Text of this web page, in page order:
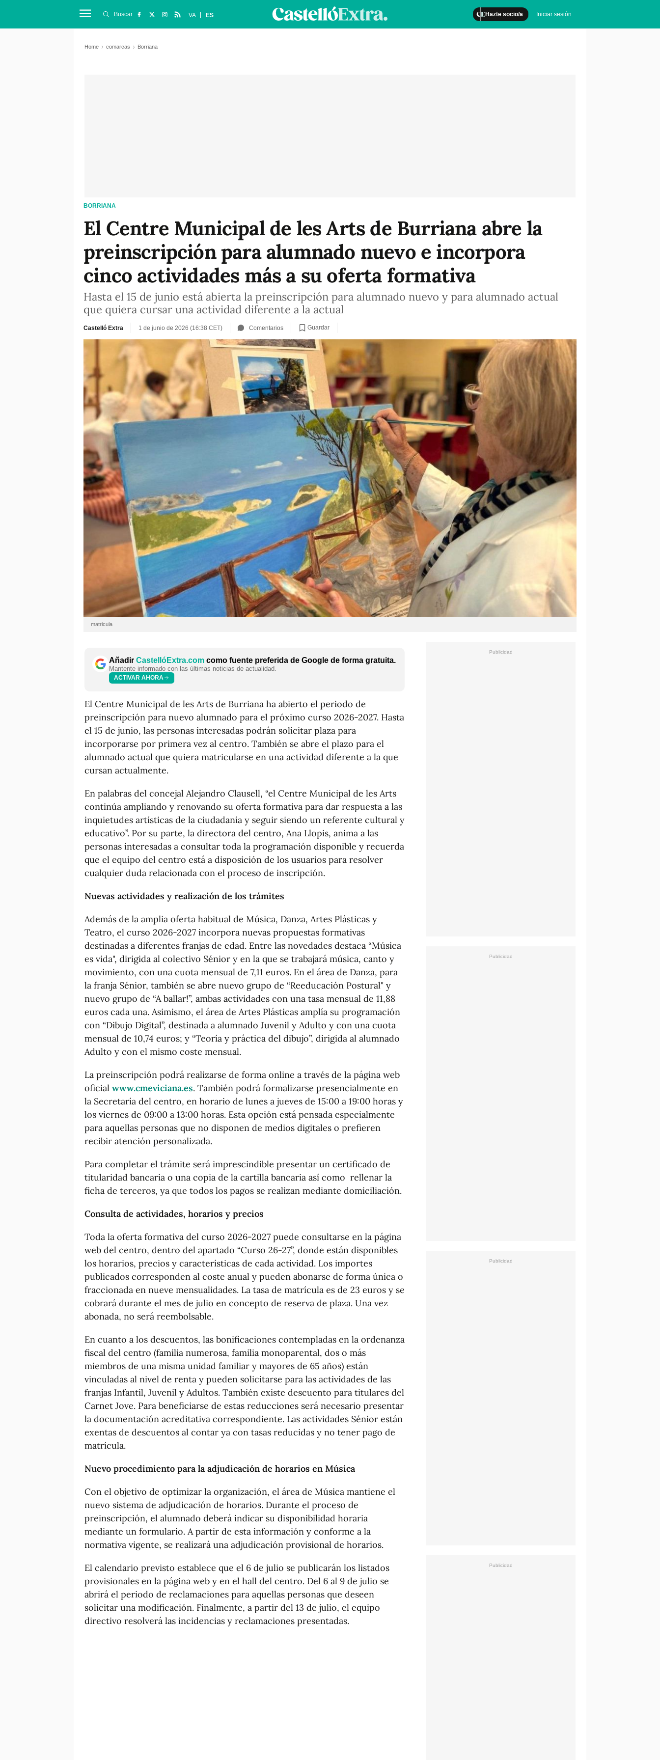
Hazte socio/a Iniciar sesión
Buscar VA ES
Home comarcas Borriana
BORRIANA
El Centre Municipal de les Arts de Burriana abre la
preinscripción para alumnado nuevo e incorpora
cinco actividades más a su oferta formativa
Hasta el 15 de junio está abierta la preinscripción para alumnado nuevo y para alumnado actual
que quiera cursar una actividad diferente a la actual
Castelló Extra 1 de junio de 2026 (16:38 CET) Comentarios Guardar
matricula
Añadir CastellóExtra.com como fuente preferida de Google de forma gratuita.
Mantente informado con las últimas noticias de actualidad.
ACTIVAR AHORA
El Centre Municipal de les Arts de Burriana ha abierto el periodo de
preinscripción para nuevo alumnado para el próximo curso 2026-2027. Hasta
el 15 de junio, las personas interesadas podrán solicitar plaza para
incorporarse por primera vez al centro. También se abre el plazo para el
alumnado actual que quiera matricularse en una actividad diferente a la que
cursan actualmente.
En palabras del concejal Alejandro Clausell, “el Centre Municipal de les Arts
continúa ampliando y renovando su oferta formativa para dar respuesta a las
inquietudes artísticas de la ciudadanía y seguir siendo un referente cultural y
educativo”. Por su parte, la directora del centro, Ana Llopis, anima a las
personas interesadas a consultar toda la programación disponible y recuerda
que el equipo del centro está a disposición de los usuarios para resolver
cualquier duda relacionada con el proceso de inscripción.
Nuevas actividades y realización de los trámites
Además de la amplia oferta habitual de Música, Danza, Artes Plásticas y
Teatro, el curso 2026-2027 incorpora nuevas propuestas formativas
destinadas a diferentes franjas de edad. Entre las novedades destaca “Música
es vida", dirigida al colectivo Sénior y en la que se trabajará música, canto y
movimiento, con una cuota mensual de 7,11 euros. En el área de Danza, para
la franja Sénior, también se abre nuevo grupo de “Reeducación Postural" y
nuevo grupo de “A ballar!”, ambas actividades con una tasa mensual de 11,88
euros cada una. Asimismo, el área de Artes Plásticas amplía su programación
con “Dibujo Digital”, destinada a alumnado Juvenil y Adulto y con una cuota
mensual de 10,74 euros; y “Teoría y práctica del dibujo”, dirigida al alumnado
Adulto y con el mismo coste mensual.
La preinscripción podrá realizarse de forma online a través de la página web
oficial www.cmeviciana.es. También podrá formalizarse presencialmente en
la Secretaría del centro, en horario de lunes a jueves de 15:00 a 19:00 horas y
los viernes de 09:00 a 13:00 horas. Esta opción está pensada especialmente
para aquellas personas que no disponen de medios digitales o prefieren
recibir atención personalizada.
Para completar el trámite será imprescindible presentar un certificado de
titularidad bancaria o una copia de la cartilla bancaria así como rellenar la
ficha de terceros, ya que todos los pagos se realizan mediante domiciliación.
Consulta de actividades, horarios y precios
Toda la oferta formativa del curso 2026-2027 puede consultarse en la página
web del centro, dentro del apartado “Curso 26-27”, donde están disponibles
los horarios, precios y características de cada actividad. Los importes
publicados corresponden al coste anual y pueden abonarse de forma única o
fraccionada en nueve mensualidades. La tasa de matrícula es de 23 euros y se
cobrará durante el mes de julio en concepto de reserva de plaza. Una vez
abonada, no será reembolsable.
En cuanto a los descuentos, las bonificaciones contempladas en la ordenanza
fiscal del centro (familia numerosa, familia monoparental, dos o más
miembros de una misma unidad familiar y mayores de 65 años) están
vinculadas al nivel de renta y pueden solicitarse para las actividades de las
franjas Infantil, Juvenil y Adultos. También existe descuento para titulares del
Carnet Jove. Para beneficiarse de estas reducciones será necesario presentar
la documentación acreditativa correspondiente. Las actividades Sénior están
exentas de descuentos al contar ya con tasas reducidas y no tener pago de
matrícula.
Nuevo procedimiento para la adjudicación de horarios en Música
Con el objetivo de optimizar la organización, el área de Música mantiene el
nuevo sistema de adjudicación de horarios. Durante el proceso de
preinscripción, el alumnado deberá indicar su disponibilidad horaria
mediante un formulario. A partir de esta información y conforme a la
normativa vigente, se realizará una adjudicación provisional de horarios.
El calendario previsto establece que el 6 de julio se publicarán los listados
provisionales en la página web y en el hall del centro. Del 6 al 9 de julio se
abrirá el periodo de reclamaciones para aquellas personas que deseen
solicitar una modificación. Finalmente, a partir del 13 de julio, el equipo
directivo resolverá las incidencias y reclamaciones presentadas.